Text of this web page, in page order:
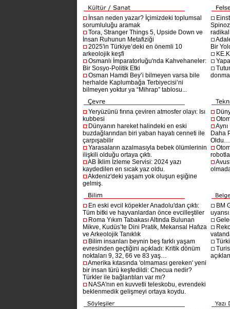
İnsan neden yazar? İçimizdeki toplumsal
sorumluluğu aramak
Tora, Stranger Things 5, Upside Down ve
İnsan Ruhunun Metafiziği
2025'in Türkiye’deki en önemli 10
arkeolojik keşfi
Osmanlı İmparatorluğu'nda Kahvehaneler:
Bir Sosyo-Politik Etki
Osman Hamdi Bey’i bilmeyen varsa bile
herhalde Kaplumbağa Terbiyecisi’ni
bilmeyen yoktur ya “Mihrap” tablosu...
Bir
Yeryüzünü fırına çeviren atmosfer olayı: Isı
kubbesi
Dünyanın hareket halindeki en eski
buzdağlarından biri yaban hayatı cenneti ile
çarpışabilir
Yarasaların azalmasıyla bebek ölümlerinin
ilişkili olduğu ortaya çıktı.
AB İklim İzleme Servisi: 2024 yazı
kaydedilen en sıcak yaz oldu.
Akdeniz'deki yaşam yok oluşun eşiğine
gelmiş.
Daha
Oldu…
En eski evcil köpekler Anadolu'dan çıktı:
Tüm bitki ve hayvanlardan önce evcilleştiler
Roma Yıkım Tabakası Altında Bulunan
Mikve, Kudüs’te Dini Pratik, Mekansal Hafıza
ve Arkeolojik Tanıklık
Bilim insanları beynin beş farklı yaşam
evresinden geçtiğini açıkladı: Kritik dönüm
noktaları 9, 32, 66 ve 83 yaş…
Amerika kıtasında 'olmaması gereken' yeni
bir insan türü keşfedildi: Checua nedir?
Türkler ile bağlantıları var mı?
NASA'nın en kuvvetli teleskobu, evrendeki
beklenmedik gelişmeyi ortaya koydu.
BM